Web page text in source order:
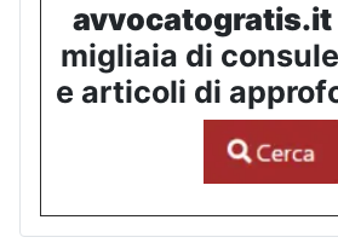
avvocatogratis.it
migliaia di
e articoli di